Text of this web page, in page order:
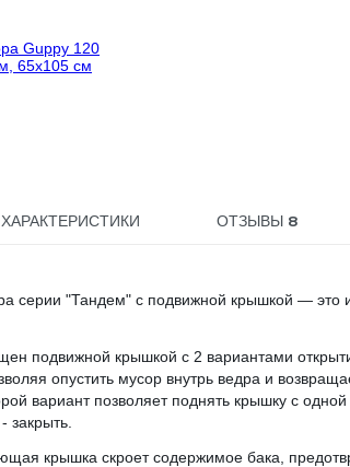
Guppy 120
65x105 см
ОТЗЫВЫ 8
серии "Тандем" с подвижной крышкой — это
подвижной крышкой с 2 вариантами
опустить мусор внутрь ведра и
вариант позволяет поднять крышку с
закрыть.
крышка скроет содержимое бака,